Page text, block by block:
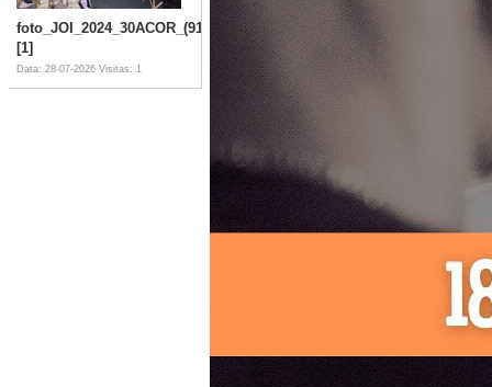
foto_JOI_2024_30ACOR_(915)
[1]
Data: 28-07-2026 Visitas: 1